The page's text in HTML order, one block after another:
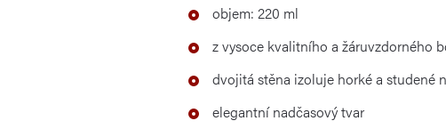
objem: 220 ml
z vysoce kvalitního a žáruvzdorného
dvojitá stěna izoluje horké a studené
elegantní nadčasový tvar